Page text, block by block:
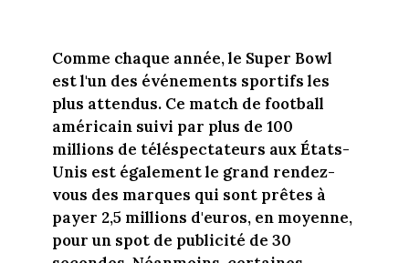
Comme chaque année, le Super Bowl
est l'un des événements sportifs les
plus attendus. Ce match de football
américain suivi par plus de 100
millions de téléspectateurs aux États-
Unis est également le grand rendez-
vous des marques qui sont prêtes à
payer 2,5 millions d'euros, en moyenne,
pour un spot de publicité de 30